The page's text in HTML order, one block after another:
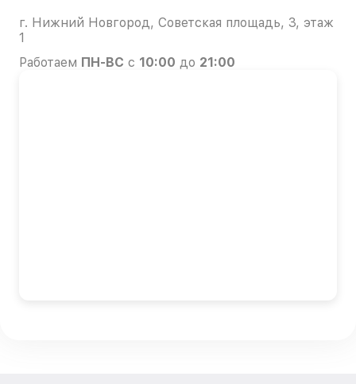
г. Нижний Новгород, Советская площадь, 3, этаж
1
Работаем ПН-ВС с 10:00 до 21:00